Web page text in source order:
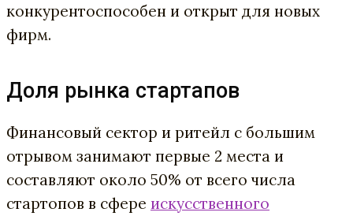
конкурентоспособен и открыт для новых
фирм.
Доля рынка стартапов
Финансовый сектор и ритейл с большим
отрывом занимают первые 2 места и
составляют около 50% от всего числа
стартопов в сфере искусственного